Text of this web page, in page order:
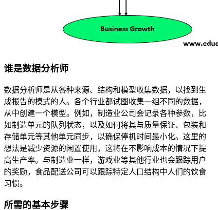
谁是数据分析师
数据分析师是从各种来源、结构和模型收集数据，以找到生
成报告的模式的人。各个行业都试图收集一组不同的数据，
从中创建一个模型。例如，制造业公司会记录各种参数，比
如制造单元的队列状态，以及如何将其与质量保证、包装和
存储单元等其他单元同步，以确保停机时间最小化。这里的
想法是减少资源的闲置使用，这将在不影响成本的情况下提
高生产率。与制造业一样，游戏业等其他行业也会跟踪用户
的奖励，食品配送公司可以跟踪特定人口结构中人们的饮食
习惯。
所需的基本步骤